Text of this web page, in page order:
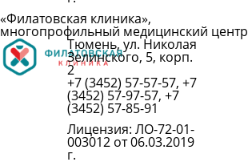
«Филатовская клиника»,
многопрофильный медицинский центр
Тюмень, ул. Николая
Зелинского, 5, корп.
2
+7 (3452) 57-57-57, +7
(3452) 57-97-57, +7
(3452) 57-85-91
Лицензия: ЛО-72-01-
003012 от 06.03.2019
г.